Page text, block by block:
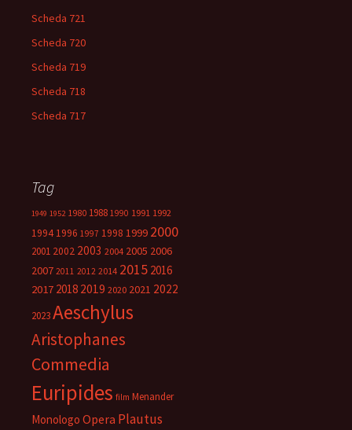
Scheda 721
Scheda 720
Scheda 719
Scheda 718
Scheda 717
Tag
1949 1952 1980 1988 1990 1991 1992
1994 1996 1997 1998 1999 2000
2001 2002 2003 2004 2005 2006
2007 2011 2012 2014 2015 2016
2017 2018 2019 2020 2021 2022
2023Aeschylus
Aristophanes
Commedia
Euripides film Menander
Monologo Opera Plautus